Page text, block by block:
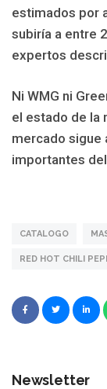
estimados por
subiría a entre
expertos
Ni WMG ni
el estado de la
mercado sigue
importantes
CATALOGO
RED HOT CHILI
Newsletter